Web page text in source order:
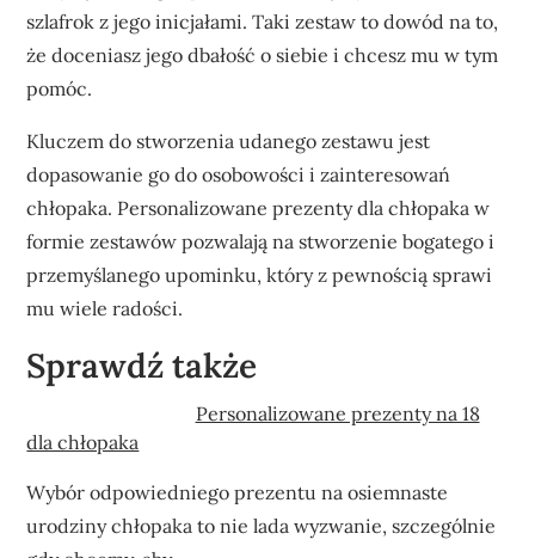
szlafrok z jego inicjałami. Taki zestaw to dowód na to,
że doceniasz jego dbałość o siebie i chcesz mu w tym
pomóc.
Kluczem do stworzenia udanego zestawu jest
dopasowanie go do osobowości i zainteresowań
chłopaka. Personalizowane prezenty dla chłopaka w
formie zestawów pozwalają na stworzenie bogatego i
przemyślanego upominku, który z pewnością sprawi
mu wiele radości.
Sprawdź także
Personalizowane prezenty na 18
dla chłopaka
Wybór odpowiedniego prezentu na osiemnaste
urodziny chłopaka to nie lada wyzwanie, szczególnie